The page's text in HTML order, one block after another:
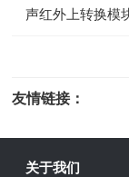
声红外上转换模
友情链接：
关于我们